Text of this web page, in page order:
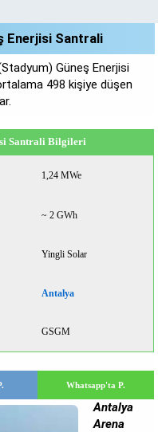
Enerjisi Santrali
Güneş Enerjisi
498 kişiye düşen
Santrali Bilgileri
1,24 MWe
~ 2 GWh
Yingli Solar
Antalya
GSGM
Whatsapp'ta P.
Antalya
Arena